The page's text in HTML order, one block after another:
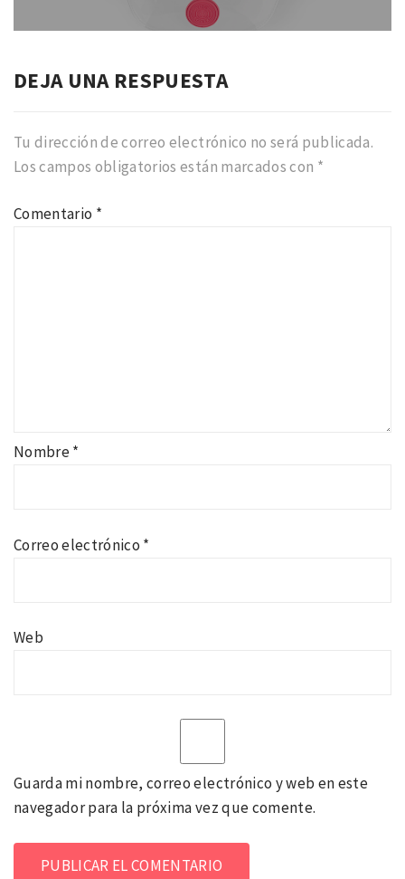
DEJA UNA RESPUESTA
Tu dirección de correo electrónico no será publicada.
Los campos obligatorios están marcados con *
Comentario *
Nombre*
Correo electrónico *
Web
Guarda mi nombre, correo electrónico y web en este
navegador para la próxima vez que comente.